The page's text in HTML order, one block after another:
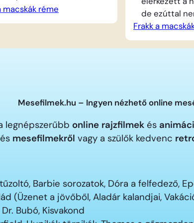
megint túlságosan
a puha
ki, és készít egy valódi
lesz, hiszen végre…
macskák réme
de ezúttal
hanem Frakk
bácsi segít
habos
Miközben a
két lusta
Szerénke…
Frakk a
Mesefilmek.hu – Ingyen nézhető online
legnépszerűbb online rajzfilmek és
mesefilmekről vagy a szülők kedvenc
Barbie sorozatok, Dóra a felfedező,
(Üzenet a jövőből, Aladár kalandjai,
Bubó, Kisvakond